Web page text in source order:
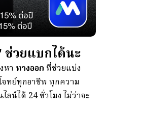
ช่วยแบกได้นะ
หา ทางออกที่ช่วยแบ่ง
จทย์ทุกอาชีพ ทุกความ
ลน์ได้ 24 ชั่วโมง ไม่ว่าจะ